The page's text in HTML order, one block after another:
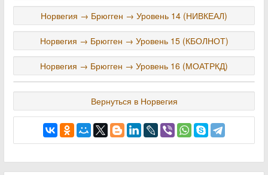
Норвегия → Брюгген → Уровень 14 (НИВКЕАЛ)
Норвегия → Брюгген → Уровень 15 (КБОЛНОТ)
Норвегия → Брюгген → Уровень 16 (МОАТРКД)
Вернуться в Норвегия